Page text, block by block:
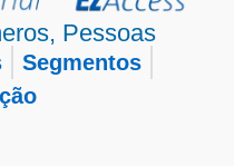
Pessoas
Segmentos